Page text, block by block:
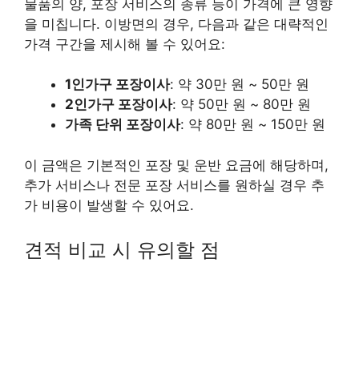
물품의 양, 포장 서비스의 종류 등이 가격에 큰 영향
을 미칩니다. 이방면의 경우, 다음과 같은 대략적인
가격 구간을 제시해 볼 수 있어요:
1인가구 포장이사: 약 30만 원 ~ 50만 원
2인가구 포장이사: 약 50만 원 ~ 80만 원
가족 단위 포장이사: 약 80만 원 ~ 150만 원
이 금액은 기본적인 포장 및 운반 요금에 해당하며,
추가 서비스나 전문 포장 서비스를 원하실 경우 추
가 비용이 발생할 수 있어요.
견적 비교 시 유의할 점